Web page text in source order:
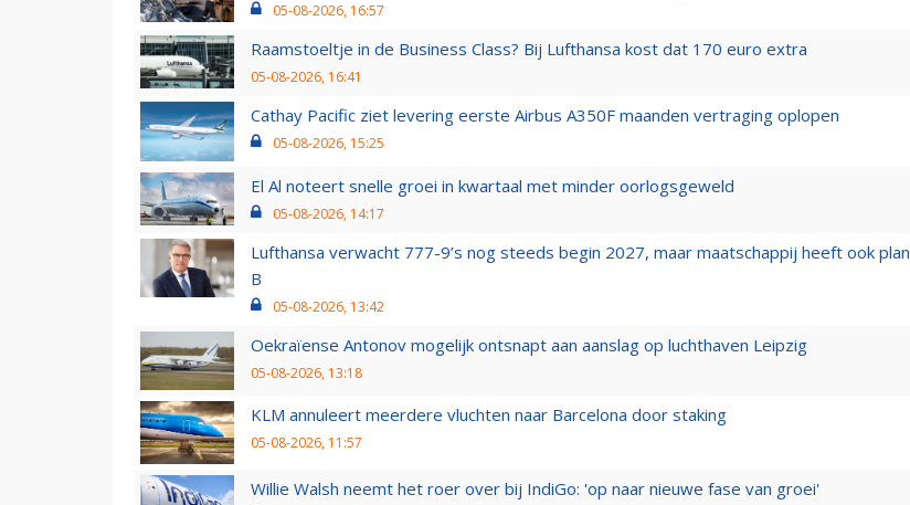
05-08-2026, 16:57
Raamstoeltje in de Business Class? Bij Lufthansa kost dat 170 euro extra
05-08-2026, 16:41
Cathay Pacific ziet levering eerste Airbus A350F maanden vertraging oplopen
05-08-2026, 15:25
El Al noteert snelle groei in kwartaal met minder oorlogsgeweld
05-08-2026, 14:17
Lufthansa verwacht 777-9’s nog steeds begin 2027, maar maatschappij heeft ook plan
B
05-08-2026, 13:42
Oekraïense Antonov mogelijk ontsnapt aan aanslag op luchthaven Leipzig
05-08-2026, 13:18
KLM annuleert meerdere vluchten naar Barcelona door staking
05-08-2026, 11:57
Willie Walsh neemt het roer over bij IndiGo: 'op naar nieuwe fase van groei'